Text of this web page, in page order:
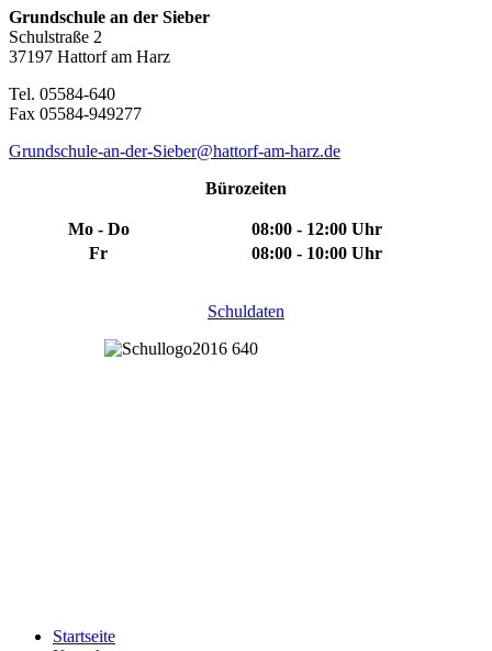
Grundschule an der Sieber
Schulstraße 2
37197 Hattorf am Harz
Tel. 05584-640
Fax 05584-949277
Grundschule-an-der-Sieber@hattorf-am-harz.de
Bürozeiten
Mo - Do
08:00 - 12:00 Uhr
Fr
08:00 - 10:00 Uhr
Schuldaten
Startseite